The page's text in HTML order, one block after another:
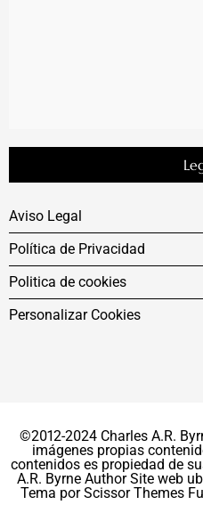
Aviso Legal
Política de Privacidad
Politica de cookies
Personalizar Cookies
©2012-2024 Charles A.R.
imágenes propias
contenidos es propiedad de
A.R. Byrne Author Site web
Tema porScissor Themes